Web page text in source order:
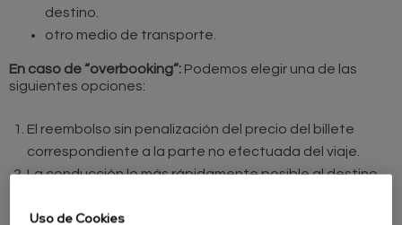
destino.
otro medio de transporte.
En caso de “overbooking”: Podemos elegir una de las
siguientes opciones:
El reembolso sin penalización del precio del billete
correspondiente a la parte no efectuada del viaje.
La conducción lo más rápidamente posible al destino
La conducción en una fecha posterior que nos
Uso de Cookies